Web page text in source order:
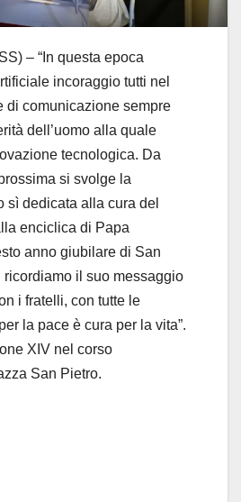
– “In questa epoca
incoraggio tutti nel
di comunicazione sempre
dell’uomo alla quale
tecnologica. Da
si svolge la
sì dedicata alla cura del
enciclica di Papa
anno giubilare di San
ricordiamo il suo messaggio
i fratelli, con tutte le
la pace è cura per la vita”.
XIV nel corso
San Pietro.